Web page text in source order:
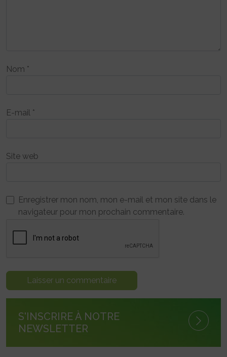
Nom *
E-mail *
Site web
Enregistrer mon nom, mon e-mail et mon site dans le
navigateur pour mon prochain commentaire.
S'INSCRIRE À NOTRE
NEWSLETTER